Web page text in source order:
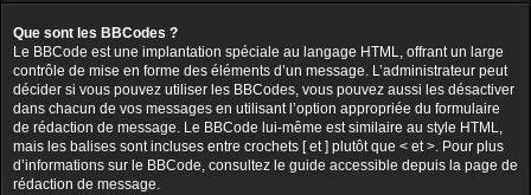
Que sont les BBCodes ?
Le BBCode est une implantation spéciale au langage HTML, offrant un large
contrôle de mise en forme des éléments d’un message. L’administrateur peut
décider si vous pouvez utiliser les BBCodes, vous pouvez aussi les désactiver
dans chacun de vos messages en utilisant l’option appropriée du formulaire
de rédaction de message. Le BBCode lui-même est similaire au style HTML,
mais les balises sont incluses entre crochets [ et ] plutôt que < et >. Pour plus
d’informations sur le BBCode, consultez le guide accessible depuis la page de
rédaction de message.